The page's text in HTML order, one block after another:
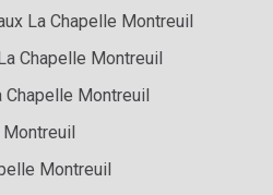
La Chapelle Montreuil
Chapelle Montreuil
Montreuil
Montreuil